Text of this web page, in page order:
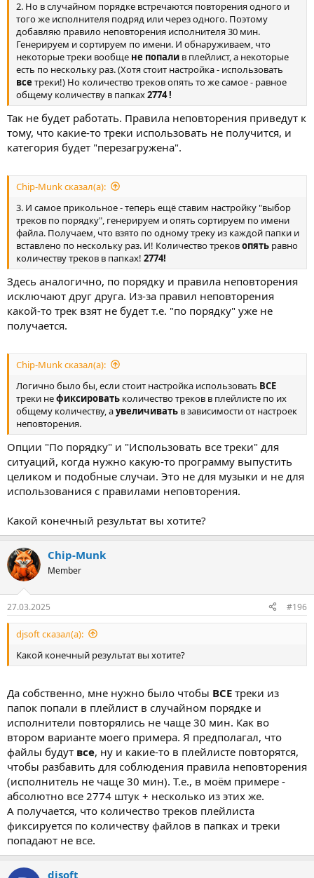
2. Но в случайном порядке встречаются повторения одного и
того же исполнителя подряд или через одного. Поэтому
добавляю правило неповторения исполнителя 30 мин.
Генерируем и сортируем по имени. И обнаруживаем, что
некоторые треки вообще не попали в плейлист, а некоторые
есть по нескольку раз. (Хотя стоит настройка - использовать
все треки!) Но количество треков опять то же самое - равное
общему количеству в папках2774 !
Так не будет работать. Правила неповторения приведут к
тому, что какие-то треки использовать не получится, и
категория будет "перезагружена".
Chip-Munk сказал(а):
3. И самое прикольное - теперь ещё ставим настройку "выбор
треков по порядку", генерируем и опять сортируем по имени
файла. Получаем, что взято по одному треку из каждой папки и
вставлено по нескольку раз. И! Количество трековопять равно
количеству треков в папках! 2774!
Здесь аналогично, по порядку и правила неповторения
исключают друг друга. Из-за правил неповторения
какой-то трек взят не будет т.е. "по порядку" уже не
получается.
Chip-Munk сказал(а):
Логично было бы, если стоит настройка использовать ВСЕ
треки нефиксировать количество треков в плейлисте по их
общему количеству, аувеличивать в зависимости от настроек
неповторения.
Опции "По порядку" и "Использовать все треки" для
ситуаций, когда нужно какую-то программу выпустить
целиком и подобные случаи. Это не для музыки и не для
использованися с правилами неповторения.
Какой конечный результат вы хотите?
Chip-Munk
Member
27.03.2025 #196
djsoft сказал(а):
Какой конечный результат вы хотите?
Да собственно, мне нужно было чтобы ВСЕ треки из
папок попали в плейлист в случайном порядке и
исполнители повторялись не чаще 30 мин. Как во
втором варианте моего примера. Я предполагал, что
файлы будут все, ну и какие-то в плейлисте повторятся,
чтобы разбавить для соблюдения правила неповторения
(исполнитель не чаще 30 мин). Т.е., в моём примере -
абсолютно все 2774 штук + несколько из этих же.
А получается, что количество треков плейлиста
фиксируется по количеству файлов в папках и треки
попадают не все.
djsoft